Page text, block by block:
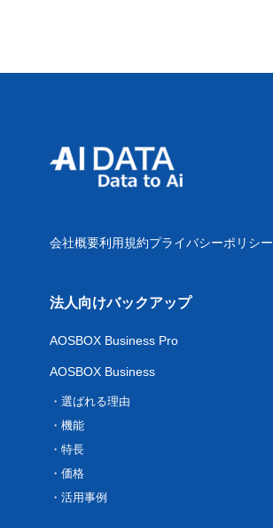
会社概要利用規約プライバシーポリシー
法人向けバックアップ
AOSBOX Business Pro
AOSBOX Business
選ばれる理由
機能
特長
価格
活用事例